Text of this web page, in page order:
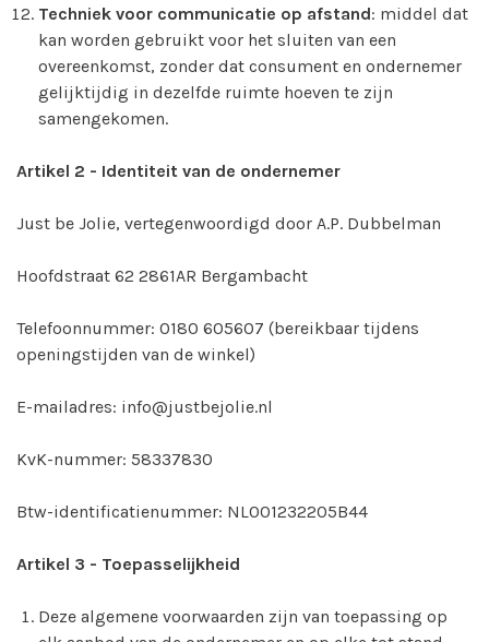
Techniek voor communicatie op afstand: middel dat
kan worden gebruikt voor het sluiten van een
overeenkomst, zonder dat consument en ondernemer
gelijktijdig in dezelfde ruimte hoeven te zijn
samengekomen.
Artikel 2 - Identiteit van de ondernemer
Just be Jolie, vertegenwoordigd door A.P. Dubbelman
Hoofdstraat 62 2861AR Bergambacht
Telefoonnummer: 0180 605607 (bereikbaar tijdens
openingstijden van de winkel)
E-mailadres: info@justbejolie.nl
KvK-nummer: 58337830
Btw-identificatienummer: NL001232205B44
Artikel 3 - Toepasselijkheid
Deze algemene voorwaarden zijn van toepassing op